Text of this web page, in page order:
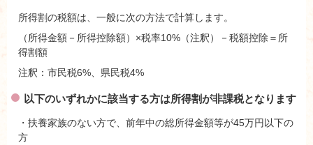
所得割の税額は、一般に次の方法で計算します。
（所得金額－所得控除額）×税率10%（注釈）－税額控除＝所
得割額
注釈：市民税6%、県民税4%
以下のいずれかに該当する方は所得割が非課税となります
・扶養家族のない方で、前年中の総所得金額等が45万円以下の
方